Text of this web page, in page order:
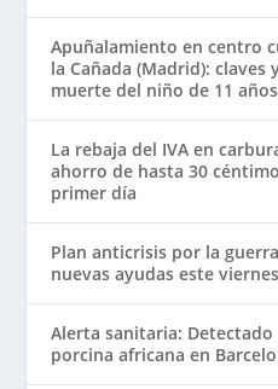
Apuñalamiento en centro
la Cañada (Madrid):
muerte del niño de 11 años
La rebaja del IVA en
ahorro de hasta 30
primer día
Plan anticrisis por la
nuevas ayudas este viernes
Alerta sanitaria:
porcina africana en